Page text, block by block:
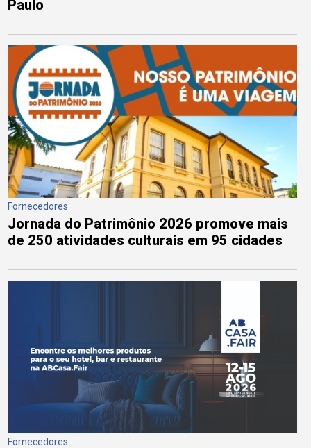
Paulo
Fornecedores
Jornada do Patrimônio 2026 promove mais
de 250 atividades culturais em 95 cidades
Fornecedores